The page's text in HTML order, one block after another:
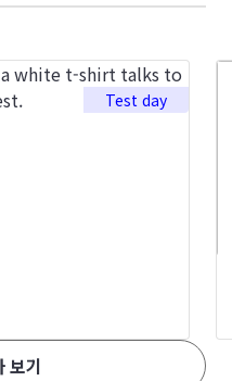
보기
Test day